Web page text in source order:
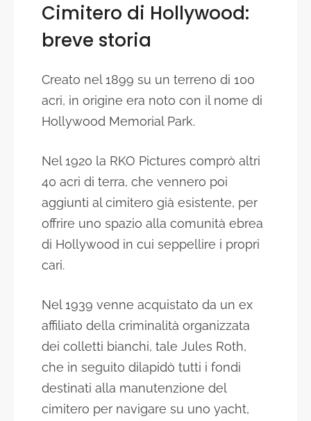
Cimitero di Hollywood:
breve storia
Creato nel 1899 su un terreno di 100
acri, in origine era noto con il nome di
Hollywood Memorial Park.
Nel 1920 la RKO Pictures comprò altri
40 acri di terra, che vennero poi
aggiunti al cimitero già esistente, per
offrire uno spazio alla comunità ebrea
di Hollywood in cui seppellire i propri
cari.
Nel 1939 venne acquistato da un ex
affiliato della criminalità organizzata
dei colletti bianchi, tale Jules Roth,
che in seguito dilapidò tutti i fondi
destinati alla manutenzione del
cimitero per navigare su uno yacht,